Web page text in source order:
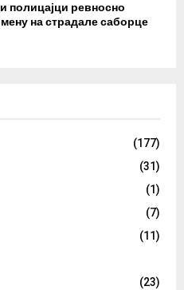
полицајци ревносно
на страдале саборце
(177)
(31)
(1)
(7)
(11)
(23)